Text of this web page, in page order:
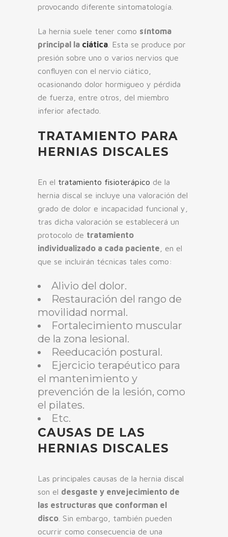
provocando diferente sintomatología.
La hernia suele tener como síntoma
principal la ciática . Esta se produce por
presión sobre uno o varios nervios que
confluyen con el nervio ciático,
ocasionando dolor hormigueo y pérdida
de fuerza, entre otros, del miembro
inferior afectado.
TRATAMIENTO PARA
HERNIAS DISCALES
En el tratamiento fisioterápico de la
hernia discal se incluye una valoración del
grado de dolor e incapacidad funcional y,
tras dicha valoración se establecerá un
protocolo de tratamiento
individualizado a cada paciente , en el
que se incluirán técnicas tales como:
Alivio del dolor.
Restauración del rango de
movilidad normal.
Fortalecimiento muscular
de la zona lesional.
Reeducación postural.
Ejercicio terapéutico para
el mantenimiento y
prevención de la lesión, como
el pilates.
Etc.
CAUSAS DE LAS
HERNIAS DISCALES
Las principales causas de la hernia discal
son el desgaste y envejecimiento de
las estructuras que conforman el
disco . Sin embargo, también pueden
ocurrir como consecuencia de una